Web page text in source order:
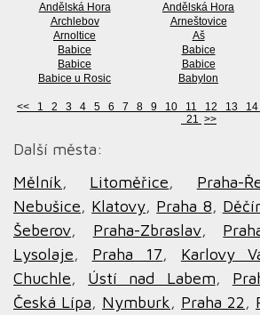
Andělská Hora Andělská Hora
Archlebov
Arneštovice
Arnoltice
Aš
Babice
Babice
Babice
Babice
Babice u Rosic
Babylon
<< 1 2 3 4 5 6 7 8 9 10 11 12 13 14
21 >>
Další města:
Mělník, Litoměřice, Praha-
Nebušice, Klatovy, Praha 8,
Šeberov, Praha-Zbraslav,
Lysolaje, Praha 17, Karlovy
Chuchle, Ústí nad Labem,
Česká Lípa, Nymburk, Praha 22,